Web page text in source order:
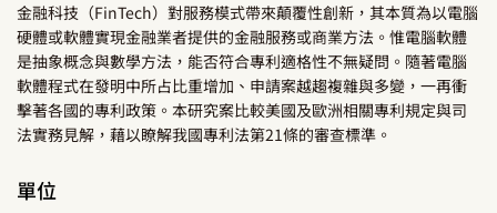
金融科技（FinTech）對服務模式帶來顛覆性創新，其本質為以電腦
硬體或軟體實現金融業者提供的金融服務或商業方法。惟電腦軟體
是抽象概念與數學方法，能否符合專利適格性不無疑問。隨著電腦
軟體程式在發明中所占比重增加、申請案越趨複雜與多變，一再衝
擊著各國的專利政策。本研究案比較美國及歐洲相關專利規定與司
法實務見解，藉以瞭解我國專利法第21條的審查標準。
單位